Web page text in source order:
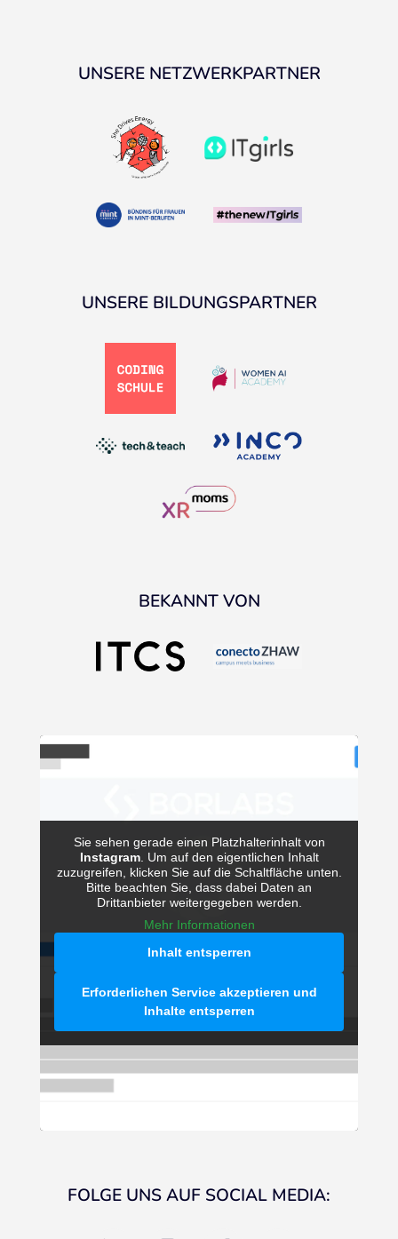
UNSERE NETZWERKPARTNER
UNSERE BILDUNGSPARTNER
BEKANNT VON
Sie sehen gerade einen Platzhalterinhalt von
Instagram. Um auf den eigentlichen Inhalt
zuzugreifen, klicken Sie auf die Schaltfläche unten.
Bitte beachten Sie, dass dabei Daten an
Drittanbieter weitergegeben werden.
Mehr Informationen
Inhalt entsperren
Erforderlichen Service akzeptieren und
Inhalte entsperren
FOLGE UNS AUF SOCIAL MEDIA:
linkedin instagram